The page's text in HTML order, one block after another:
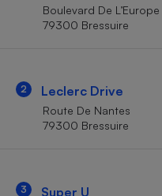
Boulevard De L’Europe
79300 Bressuire
2 Leclerc Drive
Route De Nantes
79300 Bressuire
3 Super U